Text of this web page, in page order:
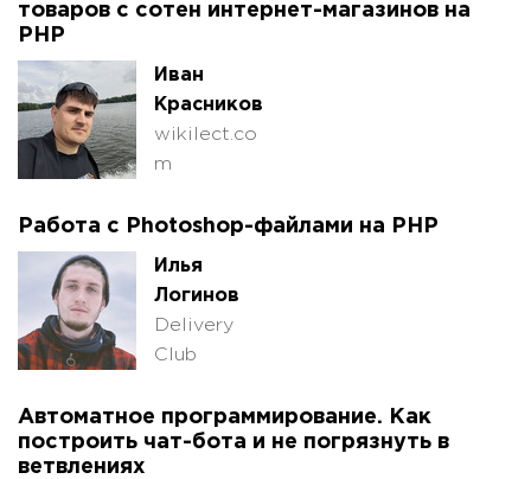
товаров с сотен интернет-магазинов на
PHP
Иван
Красников
wikilect.co
m
Работа с Photoshop-файлами на PHP
Илья
Логинов
Delivery
Club
Автоматное программирование. Как
построить чат-бота и не погрязнуть в
ветвлениях